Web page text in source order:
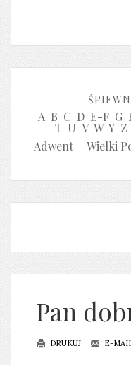
A B C D E-F G
T U-V W-Y Z
Adwent| Wielki
Pan
DRUKUJ E-